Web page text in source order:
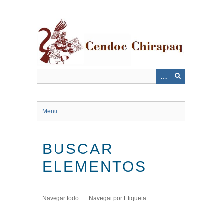
Menu
BUSCAR
ELEMENTOS
Navegar todo Navegar por Etiqueta